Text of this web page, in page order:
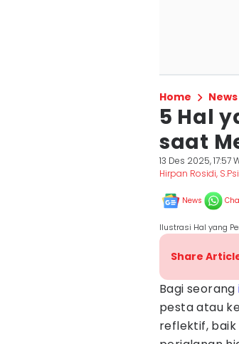
Home News
5 Hal
saat
13 Des 2025, 17:57
Hirpan Rosidi, S.Psi
News
Ilustrasi Hal yang
Share
Bagi seorang
pesta atau
reflektif, baik